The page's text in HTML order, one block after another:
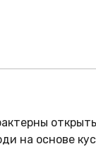
на основе